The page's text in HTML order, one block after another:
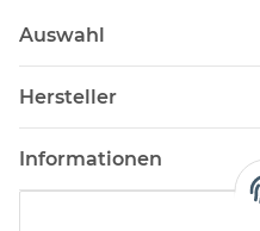
Auswahl
Hersteller
Informationen